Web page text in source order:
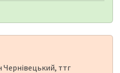
Чернівецький, ттг